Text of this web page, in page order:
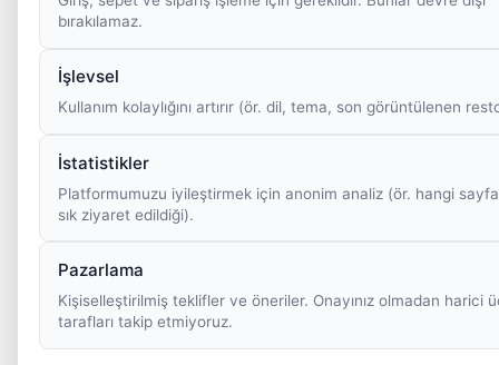
bırakılamaz.
İşlevsel
Kullanım kolaylığını artırır (ör. dil, tema, son görüntülenen
İstatistikler
Platformumuzu iyileştirmek için anonim analiz (ör. hangi
sık ziyaret edildiği).
Pazarlama
Kişiselleştirilmiş teklifler ve öneriler. Onayınız olmadan harici
tarafları takip etmiyoruz.